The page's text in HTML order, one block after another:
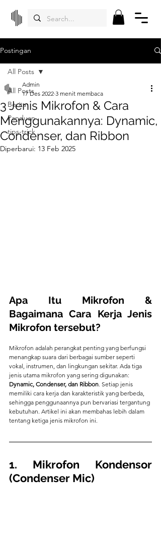
Postingan
All Posts
Berita
Panduan
tips-trick
All Posts
3 Jenis Mikrofon & Cara
Menggunakannya: Dynamic,
Condenser, dan Ribbon
Admin
17 Des 2022 3 menit membaca
Diperbarui: 13 Feb 2025
Apa Itu Mikrofon &
Bagaimana Cara Kerja Jenis
Mikrofon tersebut?
Mikrofon adalah perangkat penting yang berfungsi
menangkap suara dari berbagai sumber seperti
vokal, instrumen, dan lingkungan sekitar. Ada tiga
jenis utama mikrofon yang sering digunakan:
Dynamic, Condenser, dan Ribbon . Setiap jenis
memiliki cara kerja dan karakteristik yang berbeda,
sehingga penggunaannya pun bervariasi tergantung
kebutuhan. Artikel ini akan membahas lebih dalam
tentang ketiga jenis mikrofon ini.
1. Mikrofon Kondensor
(Condenser Mic)